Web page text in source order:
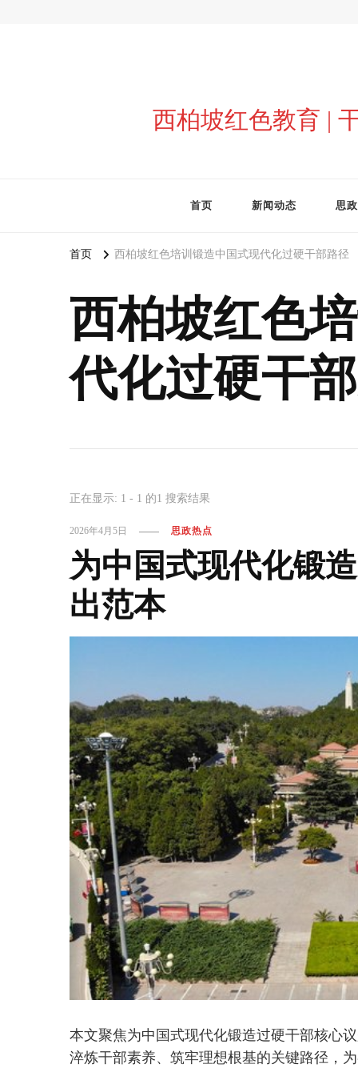
西柏坡红色教育 |
首页 新闻动态 思
首页 西柏坡红色培训锻造中国式现代化过硬干部路径
西柏坡红色
代化过硬干
正在显示: 1 - 1 的1 搜索结果
2026年4月5日 思政热点
为中国式现代化锻
出范本
本文聚焦为中国式现代化锻造过硬干部核心
淬炼干部素养、筑牢理想根基的关键路径，